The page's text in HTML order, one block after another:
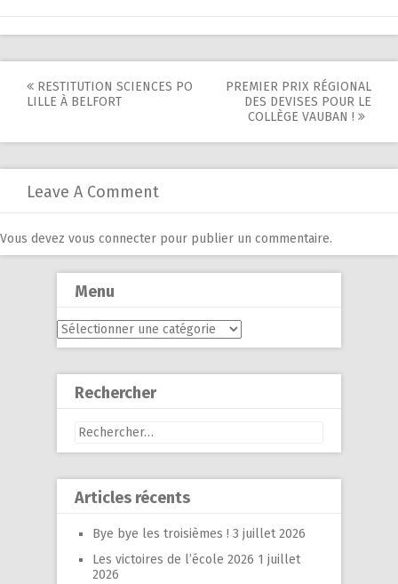
Post
RESTITUTION SCIENCES PO
LILLE À BELFORT
PREMIER PRIX RÉGIONAL
DES DEVISES POUR LE
COLLÈGE VAUBAN !
Leave A Comment
Vous devez vous connecter pour publier un commentaire.
Menu
Menu
Rechercher
Rechercher :
Articles récents
Bye bye les troisièmes ! 3 juillet 2026
Les victoires de l’école 2026 1 juillet
2026